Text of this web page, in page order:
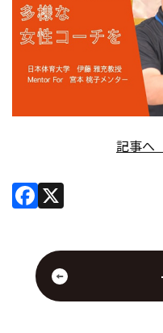
会社情報
お
記事へ
Facebook